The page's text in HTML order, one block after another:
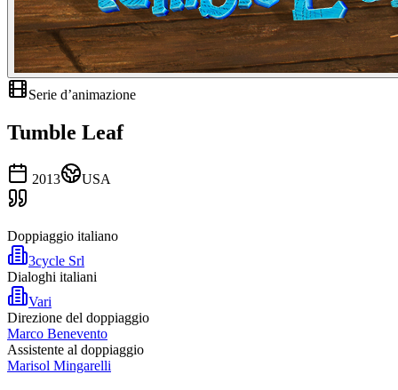
Serie d’animazione
Tumble Leaf
2013 USA
Doppiaggio italiano
3cycle Srl
Dialoghi italiani
Vari
Direzione del doppiaggio
Marco Benevento
Assistente al doppiaggio
Marisol Mingarelli